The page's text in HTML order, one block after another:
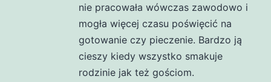
nie pracowała wówczas zawodowo i
mogła więcej czasu poświęcić na
gotowanie czy pieczenie. Bardzo ją
cieszy kiedy wszystko smakuje
rodzinie jak też gościom.